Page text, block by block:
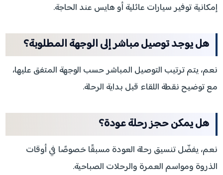
إمكانية توفير سيارات عائلية أو هايس عند الحاجة.
هل يوجد توصيل مباشر إلى الوجهة المطلوبة؟
نعم، يتم ترتيب التوصيل المباشر حسب الوجهة المتفق عليها،
مع توضيح نقطة اللقاء قبل بداية الرحلة.
هل يمكن حجز رحلة عودة؟
نعم، يفضّل تنسيق رحلة العودة مسبقًا خصوصًا في أوقات
الذروة ومواسم العمرة والرحلات الصباحية.